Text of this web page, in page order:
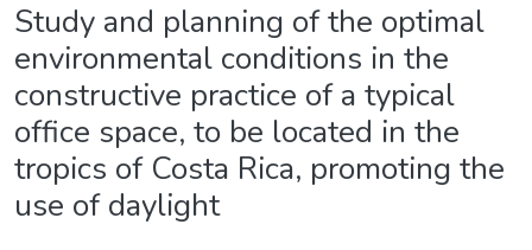
Study and planning of the optimal
environmental conditions in the
constructive practice of a typical
office space, to be located in the
tropics of Costa Rica, promoting the
use of daylight